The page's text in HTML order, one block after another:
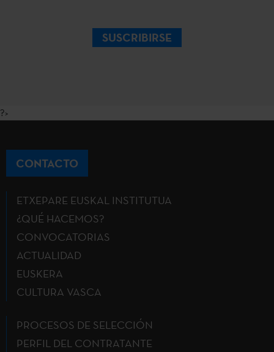
SUSCRIBIRSE
?>
CONTACTO
ETXEPARE EUSKAL INSTITUTUA
¿QUÉ HACEMOS?
CONVOCATORIAS
ACTUALIDAD
EUSKERA
CULTURA VASCA
PROCESOS DE SELECCIÓN
PERFIL DEL CONTRATANTE